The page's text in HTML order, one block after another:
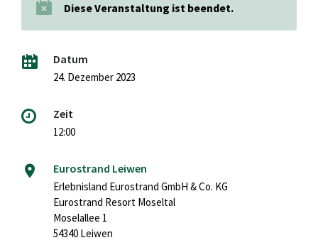
Diese Veranstaltung ist beendet.
Datum
24. Dezember 2023
Zeit
12:00
Eurostrand Leiwen
Erlebnisland Eurostrand GmbH & Co. KG
Eurostrand Resort Moseltal
Moselallee 1
54340 Leiwen